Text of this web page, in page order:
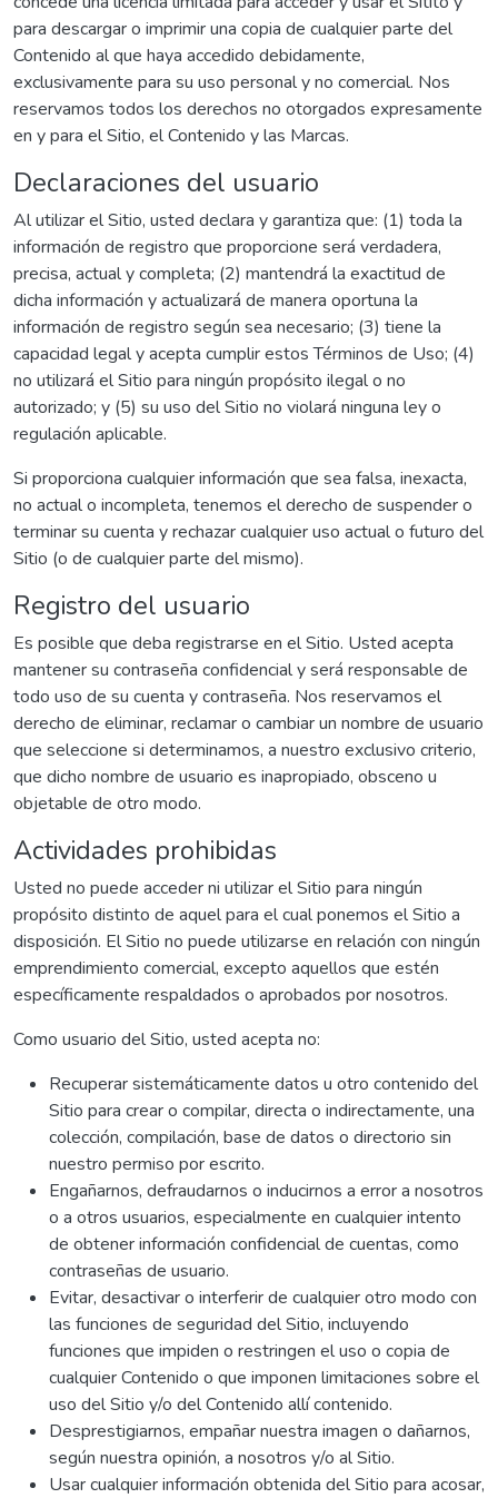
para descargar o imprimir una copia de cualquier parte del
Contenido al que haya accedido debidamente,
exclusivamente para su uso personal y no comercial. Nos
reservamos todos los derechos no otorgados expresamente
en y para el Sitio, el Contenido y las Marcas.
Declaraciones del usuario
Al utilizar el Sitio, usted declara y garantiza que: (1) toda la
información de registro que proporcione será verdadera,
precisa, actual y completa; (2) mantendrá la exactitud de
dicha información y actualizará de manera oportuna la
información de registro según sea necesario; (3) tiene la
capacidad legal y acepta cumplir estos Términos de Uso; (4)
no utilizará el Sitio para ningún propósito ilegal o no
autorizado; y (5) su uso del Sitio no violará ninguna ley o
regulación aplicable.
Si proporciona cualquier información que sea falsa, inexacta,
no actual o incompleta, tenemos el derecho de suspender o
terminar su cuenta y rechazar cualquier uso actual o futuro del
Sitio (o de cualquier parte del mismo).
Registro del usuario
Es posible que deba registrarse en el Sitio. Usted acepta
mantener su contraseña confidencial y será responsable de
todo uso de su cuenta y contraseña. Nos reservamos el
derecho de eliminar, reclamar o cambiar un nombre de usuario
que seleccione si determinamos, a nuestro exclusivo criterio,
que dicho nombre de usuario es inapropiado, obsceno u
objetable de otro modo.
Actividades prohibidas
Usted no puede acceder ni utilizar el Sitio para ningún
propósito distinto de aquel para el cual ponemos el Sitio a
disposición. El Sitio no puede utilizarse en relación con ningún
emprendimiento comercial, excepto aquellos que estén
específicamente respaldados o aprobados por nosotros.
Como usuario del Sitio, usted acepta no:
Recuperar sistemáticamente datos u otro contenido del
Sitio para crear o compilar, directa o indirectamente, una
colección, compilación, base de datos o directorio sin
nuestro permiso por escrito.
Engañarnos, defraudarnos o inducirnos a error a nosotros
o a otros usuarios, especialmente en cualquier intento
de obtener información confidencial de cuentas, como
contraseñas de usuario.
Evitar, desactivar o interferir de cualquier otro modo con
las funciones de seguridad del Sitio, incluyendo
funciones que impiden o restringen el uso o copia de
cualquier Contenido o que imponen limitaciones sobre el
uso del Sitio y/o del Contenido allí contenido.
Desprestigiarnos, empañar nuestra imagen o dañarnos,
según nuestra opinión, a nosotros y/o al Sitio.
Usar cualquier información obtenida del Sitio para acosar,